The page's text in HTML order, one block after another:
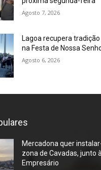
Agosto 7, 2026
Lagoa recupera
na Festa de Nossa
Agosto 6, 2026
Mercadona quer
zona de Cavadas, junto
Empresário